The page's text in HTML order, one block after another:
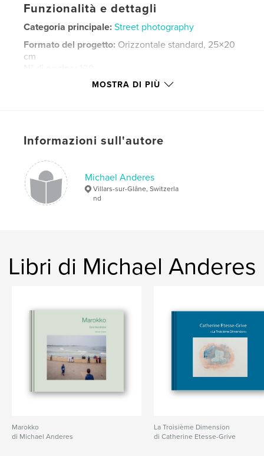
Funzionalità e dettagli
Categoria principale: Street photography
Formato del progetto: Orizzontale standard, 25×20
cm
Data di pubblicazione:gen 04, 2020
fineartphotography , photography
streetphotography
MOSTRA DI PIÙ
Informazioni sull'autore
Michael Anderes
Villars-sur-Glâne, Switzerla
nd
Libri di Michael Anderes
Marokko
di Michael Anderes
La Troisième Dimension
di Catherine Etesse-Grive